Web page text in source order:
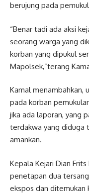
berujung pada
“Benar tadi ada aksi
seorang warga yang
korban yang dipukul
Mapolsek,”terang
Kamal menambahkan,
pada korban
jika ada laporan, yang
terdakwa yang diduga
amankan.
Kepala Kejari Dian
penetapan dua
ekspos dan ditemukan